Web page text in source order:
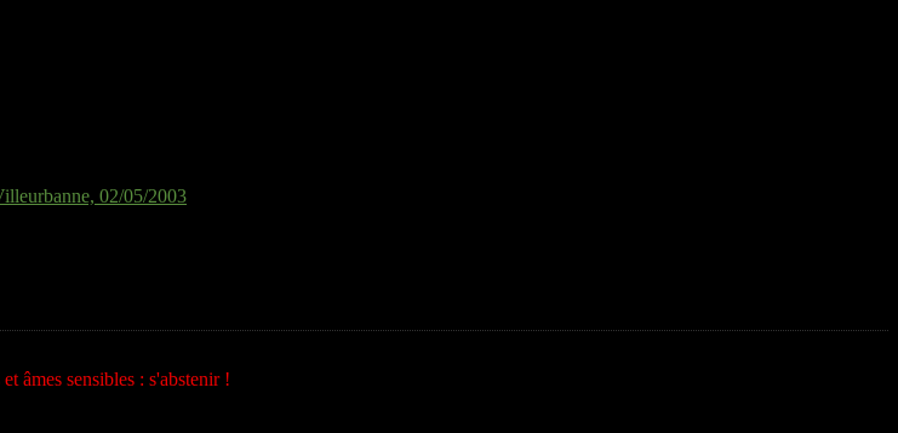
02/05/2003
âmes sensibles : s'abstenir !